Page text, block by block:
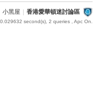
小黑屋 香港愛華頓迷討論區
second(s), 2 queries , Apc On.